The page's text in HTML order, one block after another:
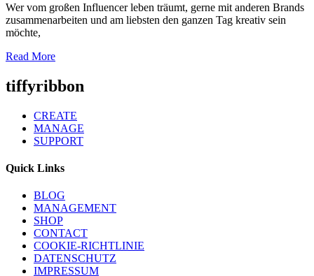
Wer vom großen Influencer leben träumt, gerne mit anderen Brands
zusammenarbeiten und am liebsten den ganzen Tag kreativ sein
möchte,
Read More
tiffyribbon
CREATE
MANAGE
SUPPORT
Quick Links
BLOG
MANAGEMENT
SHOP
CONTACT
COOKIE-RICHTLINIE
DATENSCHUTZ
IMPRESSUM